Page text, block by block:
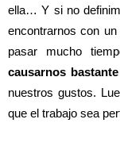
ella… Y si no
encontrarnos con
pasar mucho
causarnos
nuestros gustos.
que el trabajo sea